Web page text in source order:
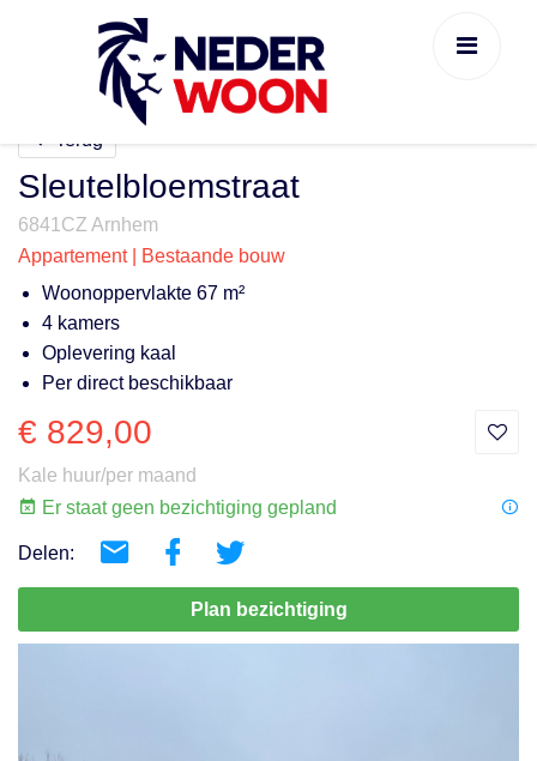
Terug
Sleutelbloemstraat
6841CZ Arnhem
Appartement | Bestaande bouw
Woonoppervlakte 67 m²
4 kamers
Oplevering kaal
Per direct beschikbaar
€ 829,00
Kale huur/per maand
Er staat geen bezichtiging gepland
Delen:
Plan bezichtiging